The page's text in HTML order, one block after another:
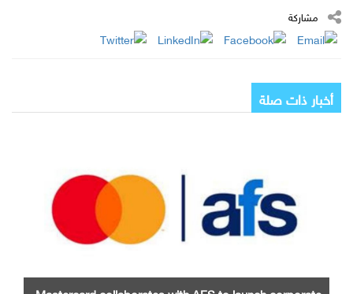
مشاركة
أخبار ذات صلة